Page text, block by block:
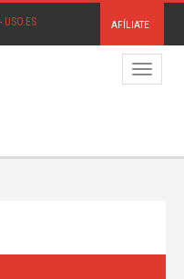
· USO.ES AFÍLIATE
Menú